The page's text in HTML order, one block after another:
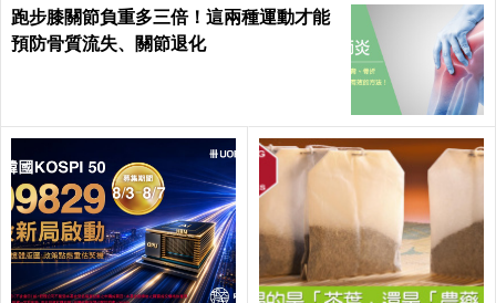
跑步膝關節負重多三倍！這兩種運動才能
預防骨質流失、關節退化